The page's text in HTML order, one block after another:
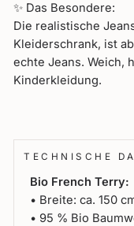
✨ Das Besondere:
Die realistische
Kleiderschrank, ist
echte Jeans. Weich,
Kinderkleidung.
TECHNISCHE
Bio French Terry:
• Breite: ca. 150
• 95 % Bio